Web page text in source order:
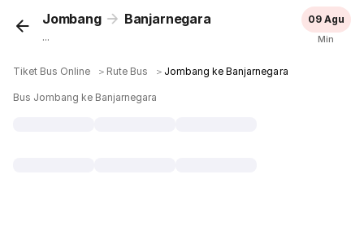
Jombang Banjarnegara
...
09 Agu
Min
Tiket Bus Online ＞ Rute Bus ＞ Jombang ke Banjarnegara
Bus Jombang ke Banjarnegara